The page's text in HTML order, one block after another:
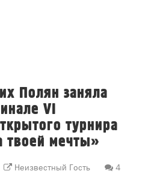
Полян заняла
VI
турнира
твоей мечты»
Неизвестный Гость 4